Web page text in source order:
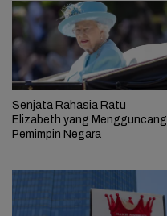
Senjata Rahasia Ratu
Elizabeth yang Mengguncang
Pemimpin Negara